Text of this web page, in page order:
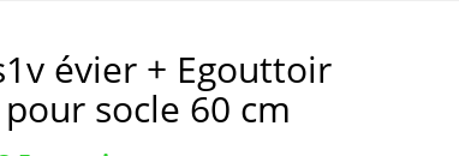
évier + Egouttoir
socle 60 cm